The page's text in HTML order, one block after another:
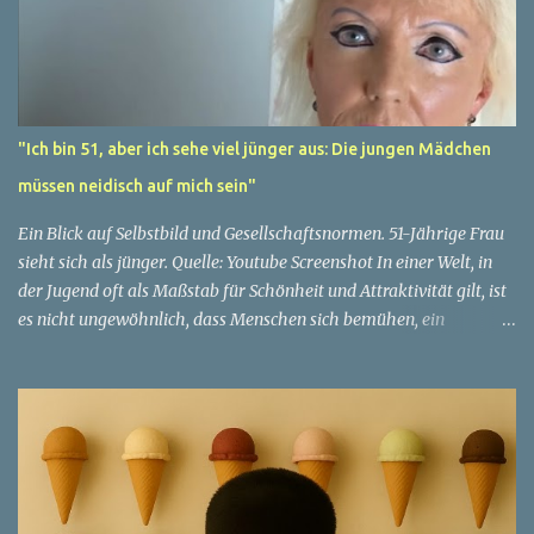
"Ich bin 51, aber ich sehe viel jünger aus: Die jungen Mädchen
müssen neidisch auf mich sein"
Ein Blick auf Selbstbild und Gesellschaftsnormen. 51-Jährige Frau
sieht sich als jünger. Quelle: Youtube Screenshot In einer Welt, in
der Jugend oft als Maßstab für Schönheit und Attraktivität gilt, ist
es nicht ungewöhnlich, dass Menschen sich bemühen, ein
faszinierendes Beispiel für diese Diskrepanz ist die Geschichte
einer 51-jährigen Frau, deren Überzeugung von ihrem Aussehen
sie dazu bringt, sich jünger zu fühlen, als die Gesellschaft sie
wahrnimmt. Diese Frau, deren Name aus Datenschutzgründen